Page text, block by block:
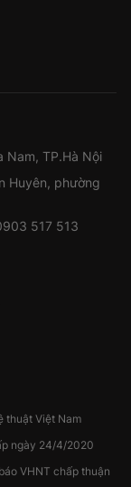
Nam, TP.Hà Nội
Huyên, phường
517 513
thuật Việt Nam
ngày 24/4/2020
VHNT chấp thuận